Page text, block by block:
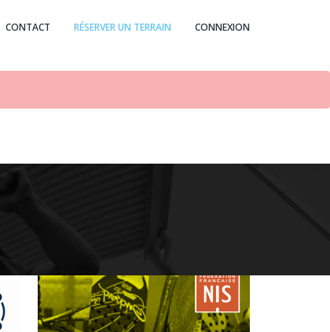
CONTACT RÉSERVER UN TERRAIN CONNEXION